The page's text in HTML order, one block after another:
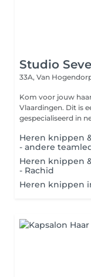
Studio
33A, Van
Kom voor jouw
Vlaardingen. Dit is
gespecialiseerd in
Heren knippen
- andere
Heren knippen
- Rachid
Heren knippen